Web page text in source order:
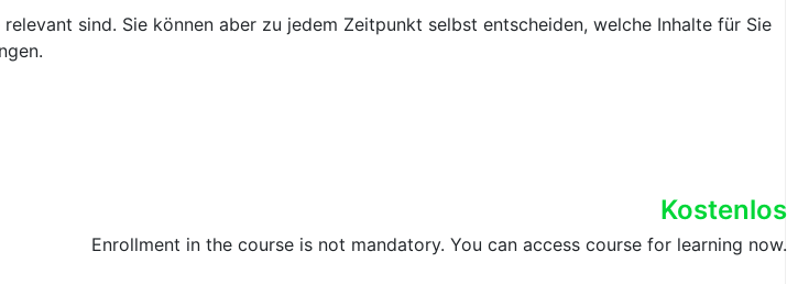
sind. Sie können aber zu jedem Zeitpunkt selbst entscheiden, welche Inhalte für Sie
Kostenlos
Enrollment in the course is not mandatory. You can access course for learning now.